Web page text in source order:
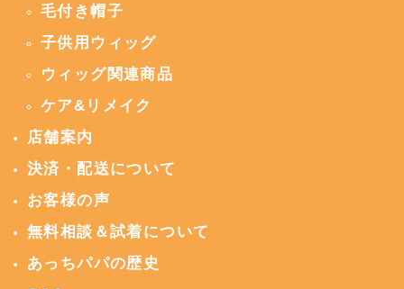
毛付き帽子
子供用ウィッグ
ウィッグ関連商品
ケア&リメイク
店舗案内
決済・配送について
お客様の声
無料相談＆試着について
あっちパパの歴史